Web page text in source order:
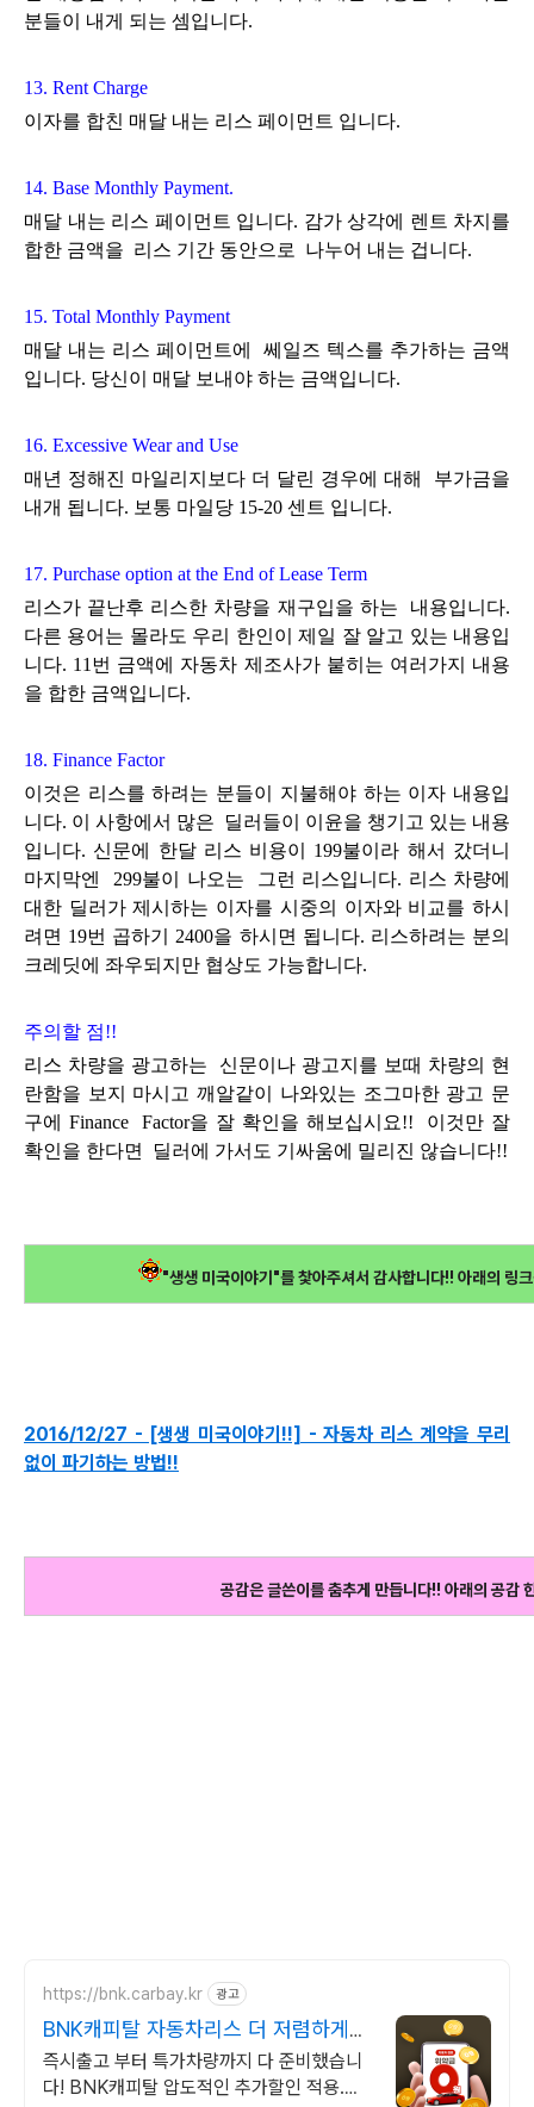
분들이 내게 되는 셈입니다.
13. Rent Charge
이자를 합친 매달 내는 리스 페이먼트 입니다.
14. Base Monthly Payment.
매달 내는 리스 페이먼트 입니다. 감가 상각에 렌트 차지를
합한 금액을 리스 기간 동안으로 나누어 내는 겁니다.
15. Total Monthly Payment
매달 내는 리스 페이먼트에 쎄일즈 텍스를 추가하는 금액
입니다. 당신이 매달 보내야 하는 금액입니다.
16. Excessive Wear and Use
매년 정해진 마일리지보다 더 달린 경우에 대해 부가금을
내개 됩니다. 보통 마일당 15-20 센트 입니다.
17. Purchase option at the End of Lease Term
리스가 끝난후 리스한 차량을 재구입을 하는 내용입니다.
다른 용어는 몰라도 우리 한인이 제일 잘 알고 있는 내용입
니다. 11번 금액에 자동차 제조사가 붙히는 여러가지 내용
을 합한 금액입니다.
18. Finance Factor
이것은 리스를 하려는 분들이 지불해야 하는 이자 내용입
니다. 이 사항에서 많은 딜러들이 이윤을 챙기고 있는 내용
입니다. 신문에 한달 리스 비용이 199불이라 해서 갔더니
마지막엔 299불이 나오는 그런 리스입니다. 리스 차량에
대한 딜러가제시하는 이자를 시중의 이자와 비교를 하시
려면 19번 곱하기 2400을 하시면 됩니다. 리스하려는 분의
크레딧에 좌우되지만 협상도 가능합니다.
주의할 점!!
리스 차량을 광고하는 신문이나 광고지를 보때 차량의 현
란함을 보지 마시고 깨알같이 나와있는 조그마한 광고 문
구에 Finance Factor을 잘 확인을 해보십시요!! 이것만 잘
확인을 한다면 딜러에 가서도 기싸움에 밀리진 않습니다!!
"생생 미국이야기"를 찿아주셔서 감사합니다!! 아래의 링
2016/12/27 - [생생 미국이야기!!] - 자동차 리스 계약을 무리
없이 파기하는 방법!!
공감은 글쓴이를 춤추게 만듭니다!! 아래의 공감
https://bnk.carbay.kr 광고
BNK캐피탈 자동차리스 더 저렴하게
계약하고
즉시출고 부터 특가차량까지 다 준비했습니
다! BNK캐피탈 압도적인 추가할인 적용.